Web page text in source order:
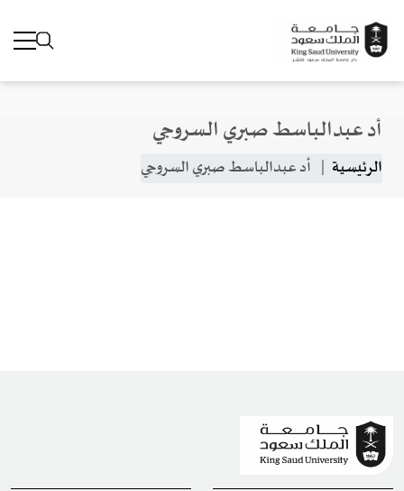
تجاوز إلى المحتوى الرئيسي
أد عبدالباسط صبري السروجي
مسار التنقل
الرئيسية أد عبدالباسط صبري السروجي